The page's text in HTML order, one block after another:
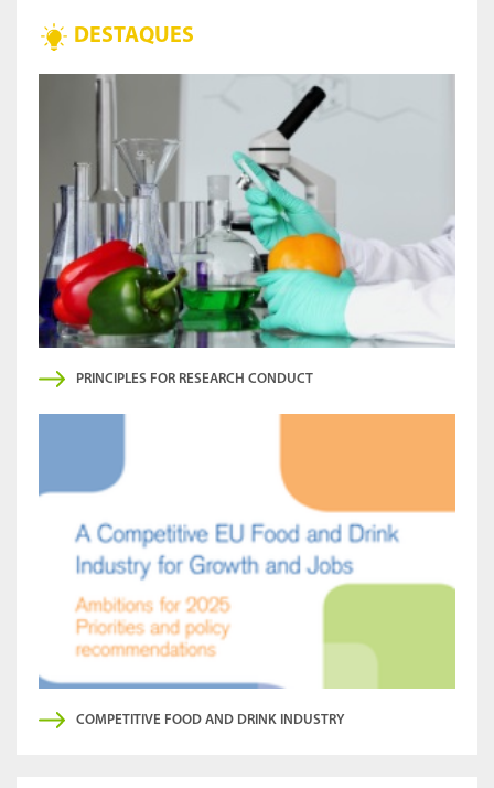
DESTAQUES
PRINCIPLES FOR RESEARCH CONDUCT
COMPETITIVE FOOD AND DRINK INDUSTRY